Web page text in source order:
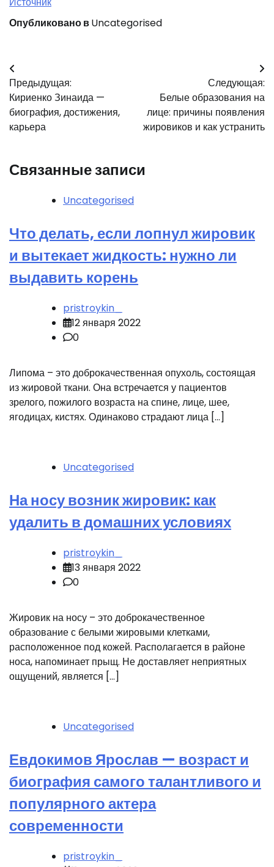
Опубликовано вUncategorised
Навигация
по
записям
Предыдущая:
Кириенко Зинаида —
биография, достижения,
карьера
Следующая:
Белые образования на
лице: причины появления
жировиков и как устранить
Связанные записи
Uncategorised
Что делать, если лопнул жировик
и вытекает жидкость: нужно ли
выдавить корень
pristroykin_
12 января 2022
0
Липома – это доброкачественная опухоль, состоящая
из жировой ткани. Она встречается у пациентов
зрелого, пожилого возраста на спине, лице, шее,
ягодицах, кистях. Одинаково страдают лица […]
Uncategorised
На носу возник жировик: как
удалить в домашних условиях
pristroykin_
13 января 2022
0
Жировик на носу – это доброкачественное
образование с белыми жировыми клетками,
расположенное под кожей. Располагается в районе
носа, напоминает прыщ. Не доставляет неприятных
ощущений, является […]
Uncategorised
Евдокимов Ярослав — возраст и
биография самого талантливого и
популярного актера
современности
pristroykin_